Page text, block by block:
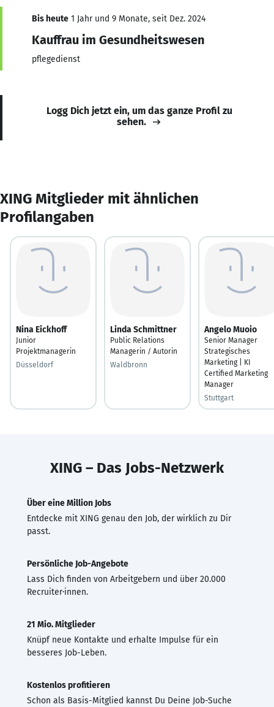
Bis heute 1 Jahr und 9 Monate, seit Dez. 2024
Kauffrau im Gesundheitswesen
pflegedienst
Logg Dich jetzt ein, um das ganze Profil zu
sehen.
XING Mitglieder mit ähnlichen
Profilangaben
Nina Eickhoff
Junior
Projektmanagerin
Düsseldorf
Linda Schmittner
Public Relations
Managerin / Autorin
Waldbronn
Angelo Muoio
Senior Manager
Strategisches
Marketing | KI
Certified Marketing
Manager
Stuttgart
XING – Das Jobs-Netzwerk
Über eine Million Jobs
Entdecke mit XING genau den Job, der wirklich zu Dir
passt.
Persönliche Job-Angebote
Lass Dich finden von Arbeitgebern und über 20.000
Recruiter·innen.
21 Mio. Mitglieder
Knüpf neue Kontakte und erhalte Impulse für ein
besseres Job-Leben.
Kostenlos profitieren
Schon als Basis-Mitglied kannst Du Deine Job-Suche